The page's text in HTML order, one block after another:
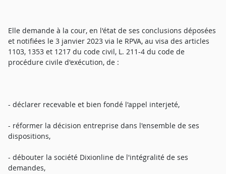
Elle demande à la cour, en l'état de ses conclusions déposées
et notifiées le 3 janvier 2023 via le RPVA, au visa des articles
1103, 1353 et 1217 du code civil, L. 211-4 du code de
procédure civile d'exécution, de :
- déclarer recevable et bien fondé l'appel interjeté,
- réformer la décision entreprise dans l'ensemble de ses
dispositions,
- débouter la société Dixionline de l'intégralité de ses
demandes,